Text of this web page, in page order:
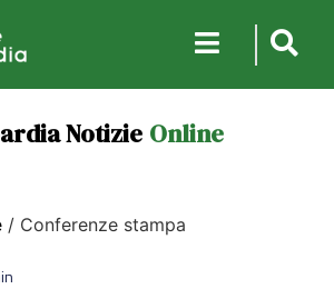
Notizie Online
/ Conferenze stampa